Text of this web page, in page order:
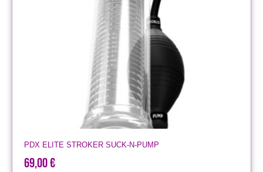
PDX ELITE STROKER SUCK-N-PUMP
69,00€